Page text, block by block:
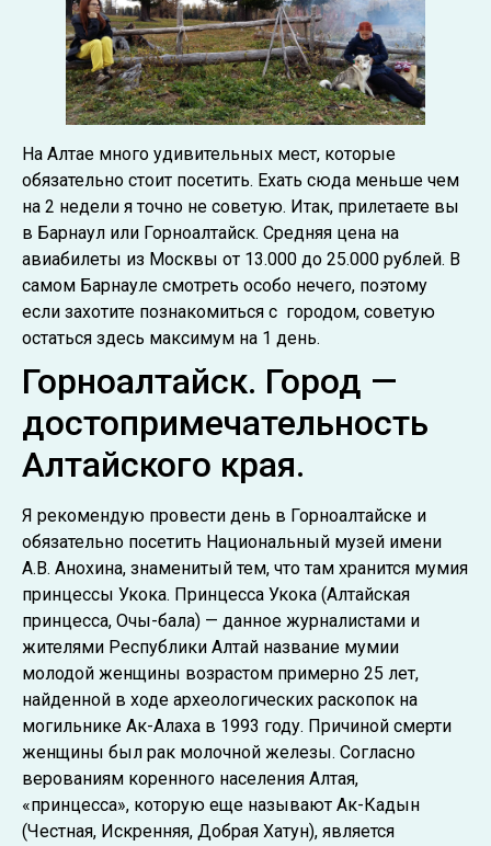
На Алтае много удивительных мест, которые
обязательно стоит посетить. Ехать сюда меньше чем
на 2 недели я точно не советую. Итак, прилетаете вы
в Барнаул или Горноалтайск. Средняя цена на
авиабилеты из Москвы от 13.000 до 25.000 рублей. В
самом Барнауле смотреть особо нечего, поэтому
если захотите познакомиться с городом, советую
остаться здесь максимум на 1 день.
Горноалтайск. Город —
достопримечательность
Алтайского края.
Я рекомендую провести день в Горноалтайске и
обязательно посетить Национальный музей имени
А.В. Анохина, знаменитый тем, что там хранится мумия
принцессы Укока. Принцесса Укока (Алтайская
принцесса, Очы-бала) — данное журналистами и
жителями Республики Алтай название мумии
молодой женщины возрастом примерно 25 лет,
найденной в ходе археологических раскопок на
могильнике Ак-Алаха в 1993 году. Причиной смерти
женщины был рак молочной железы. Согласно
верованиям коренного населения Алтая,
«принцесса», которую еще называют Ак-Кадын
(Честная, Искренняя, Добрая Хатун), является